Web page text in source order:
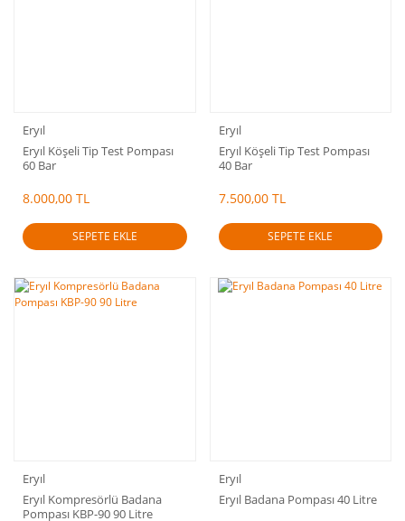
Eryıl
Eryıl Köşeli Tip Test Pompası
60 Bar
8.000,00 TL
SEPETE EKLE
Eryıl
Eryıl Köşeli Tip Test Pompası
40 Bar
7.500,00 TL
SEPETE EKLE
Eryıl
Eryıl Kompresörlü Badana
Pompası KBP-90 90 Litre
Eryıl
Eryıl Badana Pompası 40 Litre